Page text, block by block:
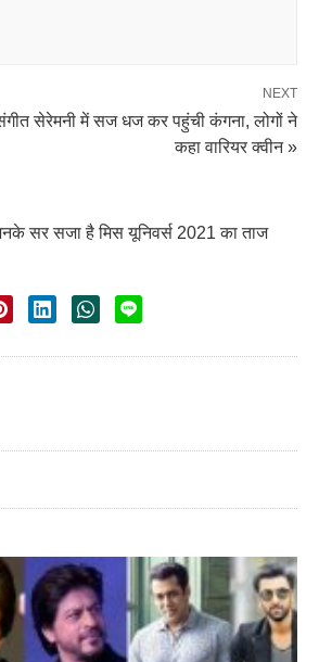
NEXT
सेरेमनी में सज धज कर पहुंची कंगना, लोगों ने
कहा वारियर क्वीन »
सर सजा है मिस यूनिवर्स 2021 का ताज